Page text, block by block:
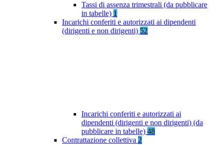
Tassi di assenza trimestrali (da pubblicare
in tabelle) 1
Incarichi conferiti e autorizzati ai dipendenti
(dirigenti e non dirigenti) 52
Incarichi conferiti e autorizzati ai
dipendenti (dirigenti e non dirigenti) (da
pubblicare in tabelle) 48
Contrattazione collettiva 2